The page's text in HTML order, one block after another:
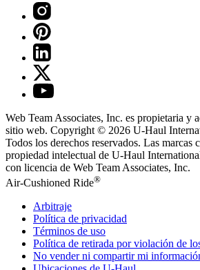
Web Team Associates, Inc. es propietaria y
sitio web. Copyright © 2026 U-Haul
Todos los derechos reservados. Las marcas
propiedad intelectual de U-Haul
con licencia de Web Team Associates, Inc.
Air-Cushioned Ride®
Arbitraje
Política de privacidad
Términos de uso
Política de retirada por violación de
No vender ni compartir mi